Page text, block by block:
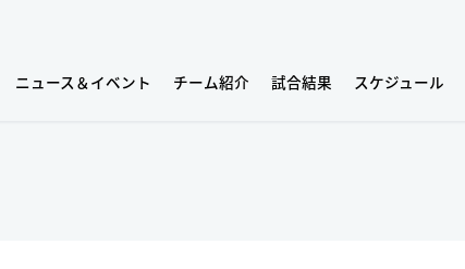
ニュース＆イベント チーム紹介 試合結果 スケジュール